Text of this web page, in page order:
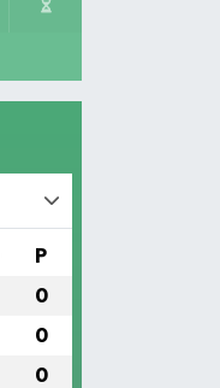
P
0
0
0